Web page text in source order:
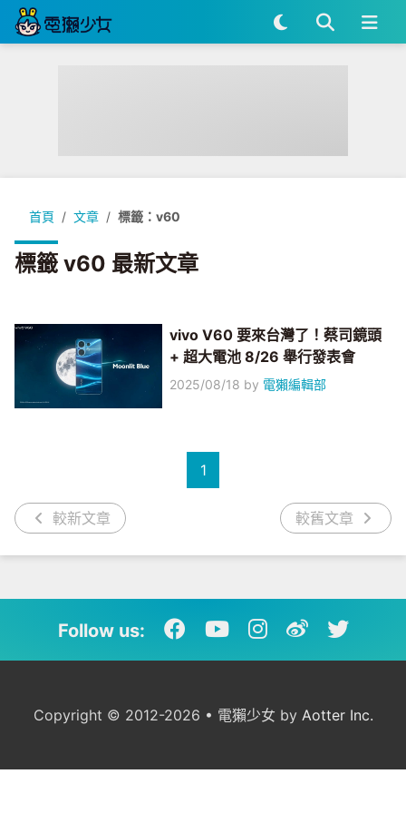
首頁 文章 標籤：v60
標籤 v60 最新文章
vivo V60 要來台灣了！蔡司鏡頭
+ 超大電池 8/26 舉行發表會
2025/08/18 by 電獺編輯部
較新文章
1
較舊文章
Follow us:
Copyright © 2012-2026 • 電獺少女 by Aotter Inc.